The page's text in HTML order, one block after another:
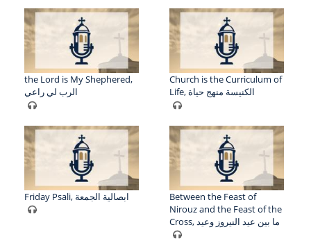
the Lord is My Shephered,
الرب لي راعي
Church is the Curriculum of
Life, الكنيسة منهج حياة
Friday Psali, ابصالية الجمعة
Between the Feast of
Nirouz and the Feast of the
Cross, ما بين عيد النيروز وعيد